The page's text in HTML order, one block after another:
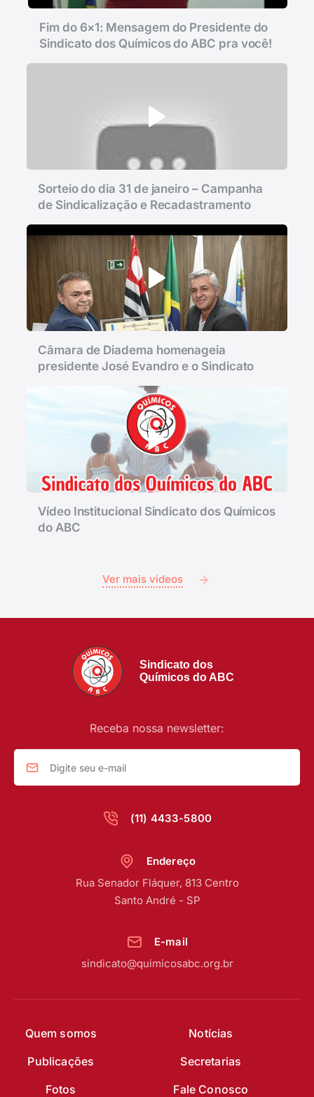
Fim do 6×1: Mensagem do Presidente do
Sindicato dos Químicos do ABC pra você!
Sorteio do dia 31 de janeiro – Campanha
de Sindicalização e Recadastramento
Câmara de Diadema homenageia
presidente José Evandro e o Sindicato
Vídeo Institucional Sindicato dos Químicos
do ABC
Ver mais vídeos
Sindicato dos
Químicos do ABC
(11) 4433-5800
Receba nossa newsletter:
Quem somos
Notícias
Publicações
Secretarias
Fotos
Fale Conosco
Endereço
Rua Senador Fláquer, 813 Centro
Santo André - SP
E-mail
sindicato@quimicosabc.org.br